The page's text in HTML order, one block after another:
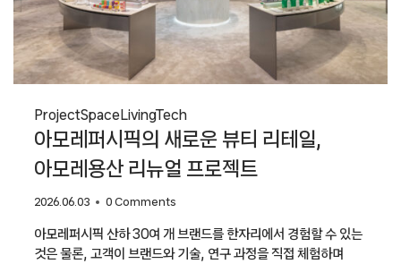
ProjectSpaceLivingTech
아모레퍼시픽의 새로운 뷰티 리테일,
아모레용산 리뉴얼 프로젝트
2026.06.03 0 Comments
아모레퍼시픽 산하 30여 개 브랜드를 한자리에서 경험할 수 있는
것은 물론, 고객이 브랜드와 기술, 연구 과정을 직접 체험하며